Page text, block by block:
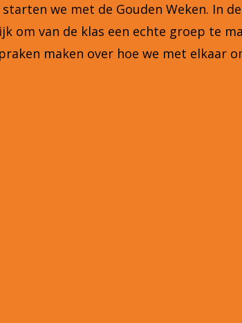
we met de Gouden Weken. In
om van de klas een echte groep te
maken over hoe we met elkaar